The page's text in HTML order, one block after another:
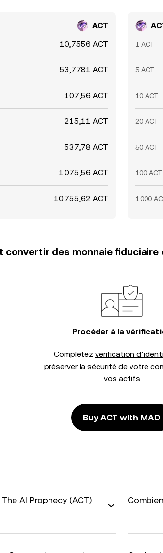
ACT
10,7556 ACT
53,7781 ACT
107,56 ACT
215,11 ACT
537,78 ACT
1 075,56 ACT
10 755,62 ACT
1 ACT
5 ACT
10 ACT
20 ACT
50 ACT
100 ACT
1 000
convertir des monnaie
Procéder à la
Complétez vérification
préserver la sécurité de votre
vos actifs
Buy ACT with MAD
AI Prophecy (ACT)